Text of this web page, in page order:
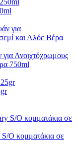
Ανοιχτόχρωμους
750ml
O κομματάκια σε